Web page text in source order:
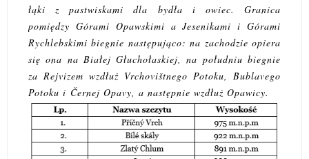
łąki z pastwiskami dla bydła i owiec. Granica
pomiędzy Górami Opawskimi a Jesenikami i Górami
Rychlebskimi biegnie następująco: na zachodzie opiera
się ona na Białej Głuchołaskiej, na południu biegnie
za Rejvizem wzdłuż Vrchovištnego Potoku, Bublavego
Potoku i Černej Opavy, a następnie wzdłuż Opawicy.